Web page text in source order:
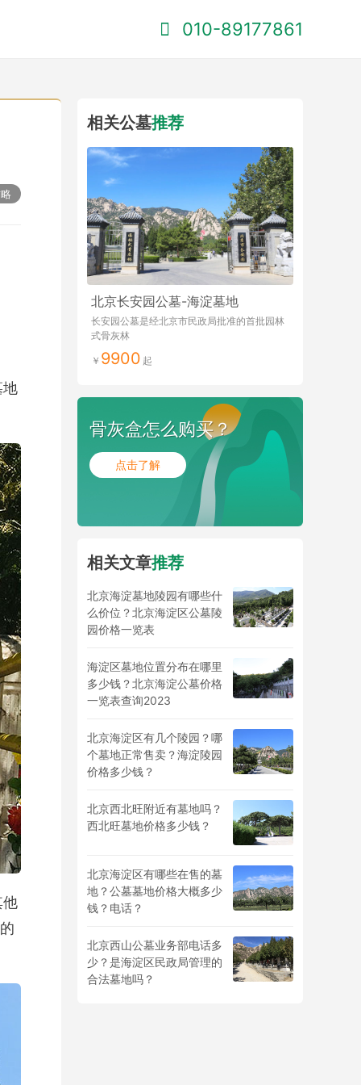
010-89177861
地
他
相关公墓推荐
北京长安园公墓-海淀墓地
长安园公墓是经北京市民政局批准的首批园林
式骨灰林
9900
骨灰盒怎么购买？
点击了解
相关文章推荐
北京海淀墓地陵园有哪些什
么价位？北京海淀区公墓陵
园价格一览表
海淀区墓地位置分布在哪里
多少钱？北京海淀公墓价格
一览表查询2023
北京海淀区有几个陵园？哪
个墓地正常售卖？海淀陵园
价格多少钱？
北京西北旺附近有墓地吗？
西北旺墓地价格多少钱？
北京海淀区有哪些在售的墓
地？公墓墓地价格大概多少
钱？电话？
北京西山公墓业务部电话多
少？是海淀区民政局管理的
合法墓地吗？